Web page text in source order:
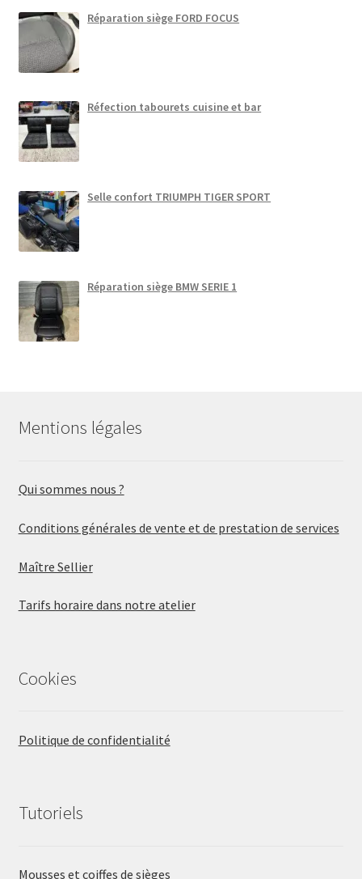
Réparation siège FORD FOCUS
Réfection tabourets cuisine et bar
Selle confort TRIUMPH TIGER SPORT
Réparation siège BMW SERIE 1
Mentions légales
Qui sommes nous ?
Conditions générales de vente et de prestation de services
Maître Sellier
Tarifs horaire dans notre atelier
Cookies
Politique de confidentialité
Tutoriels
Mousses et coiffes de sièges